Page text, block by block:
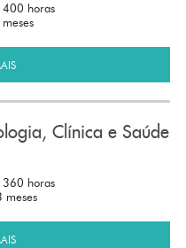
400 horas
Clínica e Saúde
360 horas
meses